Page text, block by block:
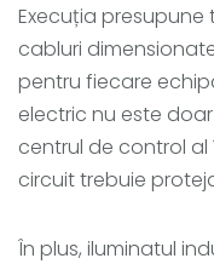
Execuția
cabluri
pentru fiecare
electric nu este
centrul de control
circuit trebuie
În plus, iluminatul